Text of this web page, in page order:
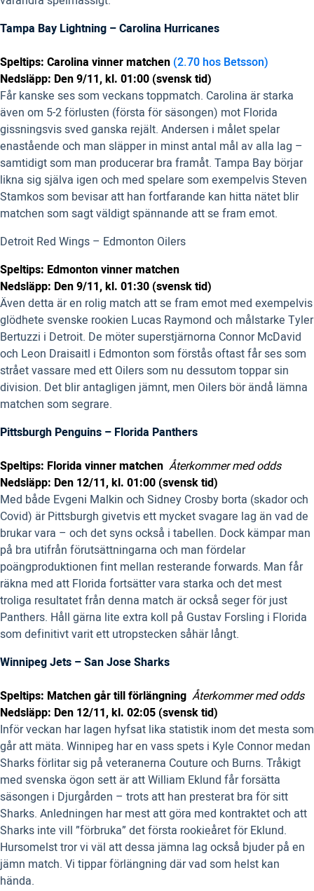
Tampa Bay Lightning – Carolina Hurricanes
Speltips: Carolina vinner matchen (2.70 hos Betsson)
Nedsläpp: Den 9/11, kl. 01:00 (svensk tid)
Får kanske ses som veckans toppmatch. Carolina är starka
även om 5-2 förlusten (första för säsongen) mot Florida
gissningsvis sved ganska rejält. Andersen i målet spelar
enastående och man släpper in minst antal mål av alla lag –
samtidigt som man producerar bra framåt. Tampa Bay börjar
likna sig själva igen och med spelare som exempelvis Steven
Stamkos som bevisar att han fortfarande kan hitta nätet blir
matchen som sagt väldigt spännande att se fram emot.
Detroit Red Wings – Edmonton Oilers
Speltips: Edmonton vinner matchen
Nedsläpp: Den 9/11, kl. 01:30 (svensk tid)
Även detta är en rolig match att se fram emot med exempelvis
glödhete svenske rookien Lucas Raymond och målstarke Tyler
Bertuzzi i Detroit. De möter superstjärnorna Connor McDavid
och Leon Draisaitl i Edmonton som förstås oftast får ses som
strået vassare med ett Oilers som nu dessutom toppar sin
division. Det blir antagligen jämnt, men Oilers bör ändå lämna
matchen som segrare.
Pittsburgh Penguins – Florida Panthers
Speltips: Florida vinner matchen Återkommer med odds
Nedsläpp: Den 12/11, kl. 01:00 (svensk tid)
Med både Evgeni Malkin och Sidney Crosby borta (skador och
Covid) är Pittsburgh givetvis ett mycket svagare lag än vad de
brukar vara – och det syns också i tabellen. Dock kämpar man
på bra utifrån förutsättningarna och man fördelar
poängproduktionen fint mellan resterande forwards. Man får
räkna med att Florida fortsätter vara starka och det mest
troliga resultatet från denna match är också seger för just
Panthers. Håll gärna lite extra koll på Gustav Forsling i Florida
som definitivt varit ett utropstecken såhär långt.
Winnipeg Jets – San Jose Sharks
Speltips: Matchen går till förlängning Återkommer med odds
Nedsläpp: Den 12/11, kl. 02:05 (svensk tid)
Inför veckan har lagen hyfsat lika statistik inom det mesta som
går att mäta. Winnipeg har en vass spets i Kyle Connor medan
Sharks förlitar sig på veteranerna Couture och Burns. Tråkigt
med svenska ögon sett är att William Eklund får forsätta
säsongen i Djurgården – trots att han presterat bra för sitt
Sharks. Anledningen har mest att göra med kontraktet och att
Sharks inte vill ”förbruka” det första rookieåret för Eklund.
Hursomelst tror vi väl att dessa jämna lag också bjuder på en
jämn match. Vi tippar förlängning där vad som helst kan
hända.